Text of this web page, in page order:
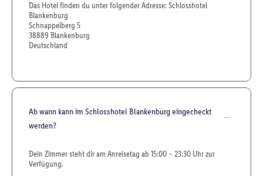
Das Hotel finden du unter folgender Adresse: Schlosshotel
Blankenburg
Schnappelberg 5
38889 Blankenburg
Deutschland
Ab wann kann im Schlosshotel Blankenburg eingecheckt
werden?
Dein Zimmer steht dir am Anreisetag ab 15:00 – 23:30 Uhr zur
Verfügung.